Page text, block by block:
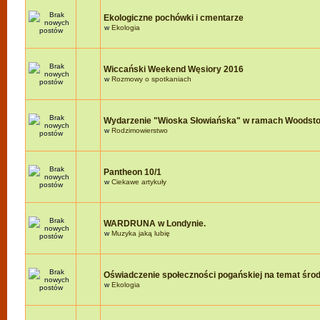
Ekologiczne pochówki i cmentarze
wEkologia
Wiccański Weekend Węsiory 2016
wRozmowy o spotkaniach
Wydarzenie "Wioska Słowiańska" w ramach
wRodzimowierstwo
Pantheon 10/1
wCiekawe artykuły
WARDRUNA w Londynie.
wMuzyka jaką lubię
Oświadczenie społeczności pogańskiej na temat
wEkologia